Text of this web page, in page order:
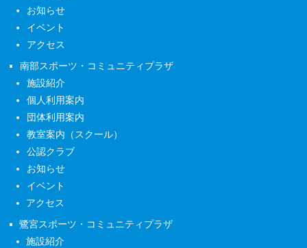
お知らせ
イベント
アクセス
南部スポーツ・コミュニティプラザ
施設紹介
個人利用案内
団体利用案内
教室案内（スクール）
公認クラブ
お知らせ
イベント
アクセス
鷺宮スポーツ・コミュニティプラザ
施設紹介